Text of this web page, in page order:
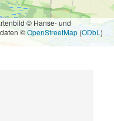
© Hanse- und
©OpenStreetMap(ODbL )